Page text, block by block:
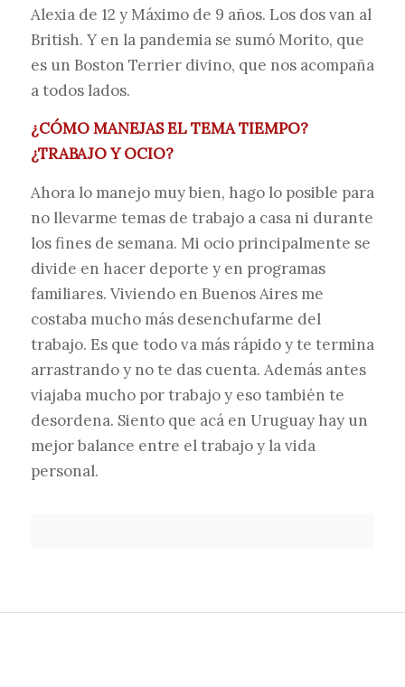
Alexia de 12 y Máximo de 9 años. Los dos van al
British. Y en la pandemia se sumó Morito, que
es un Boston Terrier divino, que nos acompaña
a todos lados.
¿CÓMO MANEJAS EL TEMA TIEMPO?
¿TRABAJO Y OCIO?
Ahora lo manejo muy bien, hago lo posible para
no llevarme temas de trabajo a casa ni durante
los fines de semana. Mi ocio principalmente se
divide en hacer deporte y en programas
familiares. Viviendo en Buenos Aires me
costaba mucho más desenchufarme del
trabajo. Es que todo va más rápido y te termina
arrastrando y no te das cuenta. Además antes
viajaba mucho por trabajo y eso también te
desordena. Siento que acá en Uruguay hay un
mejor balance entre el trabajo y la vida
personal.